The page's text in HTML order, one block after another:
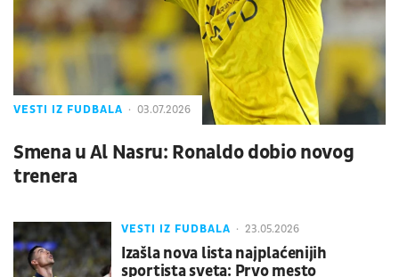
VESTI IZ FUDBALA 03.07.2026
Smena u Al Nasru: Ronaldo dobio novog
trenera
VESTI IZ FUDBALA 23.05.2026
Izašla nova lista najplaćenijih
sportista sveta: Prvo mesto